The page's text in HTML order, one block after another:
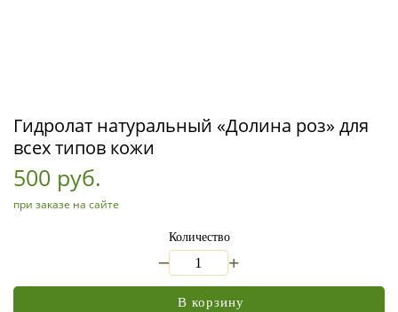
Гидролат натуральный «Долина роз» для
всех типов кожи
500 руб.
при заказе на сайте
Количество
+
В корзину